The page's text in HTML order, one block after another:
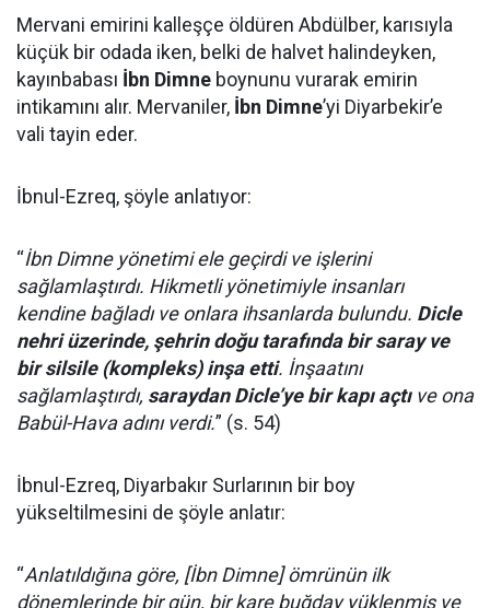
Mervani emirini kalleşçe öldüren Abdülber, karısıyla
küçük bir odada iken, belki de halvet halindeyken,
kayınbabası İbn Dimne boynunu vurarak emirin
intikamını alır. Mervaniler, İbn Dimne’yi Diyarbekir’e
vali tayin eder.
İbnul-Ezreq, şöyle anlatıyor:
“İbn Dimne yönetimi ele geçirdi ve işlerini
sağlamlaştırdı. Hikmetli yönetimiyle insanları
kendine bağladı ve onlara ihsanlarda bulundu. Dicle
nehri üzerinde, şehrin doğu tarafında bir saray ve
bir silsile (kompleks) inşa etti. İnşaatını
sağlamlaştırdı, saraydan Dicle’ye bir kapı açtıve ona
Babül-Hava adını verdi.” (s. 54)
İbnul-Ezreq, Diyarbakır Surlarının bir boy
yükseltilmesini de şöyle anlatır:
“Anlatıldığına göre, [İbn Dimne] ömrünün ilk
dönemlerinde bir gün, bir kare buğday yüklenmiş ve